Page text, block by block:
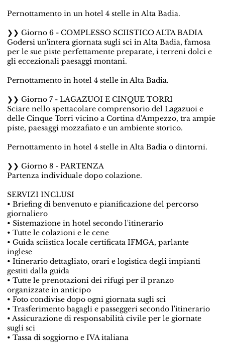
Pernottamento in un hotel 4 stelle in Alta Badia.
❯❯ Giorno 6 - COMPLESSO SCIISTICO ALTA BADIA
Godersi un'intera giornata sugli sci in Alta Badia, famosa
per le sue piste perfettamente preparate, i terreni dolci e
gli eccezionali paesaggi montani.
Pernottamento in hotel 4 stelle in Alta Badia.
❯❯ Giorno 7 - LAGAZUOI E CINQUE TORRI
Sciare nello spettacolare comprensorio del Lagazuoi e
delle Cinque Torri vicino a Cortina d'Ampezzo, tra ampie
piste, paesaggi mozzafiato e un ambiente storico.
Pernottamento in hotel 4 stelle in Alta Badia o dintorni.
❯❯ Giorno 8 - PARTENZA
Partenza individuale dopo colazione.
SERVIZI INCLUSI
• Briefing di benvenuto e pianificazione del percorso
giornaliero
• Sistemazione in hotel secondo l'itinerario
• Tutte le colazioni e le cene
• Guida sciistica locale certificata IFMGA, parlante
inglese
• Itinerario dettagliato, orari e logistica degli impianti
gestiti dalla guida
• Tutte le prenotazioni dei rifugi per il pranzo
organizzate in anticipo
• Foto condivise dopo ogni giornata sugli sci
• Trasferimento bagagli e passeggeri secondo l'itinerario
• Assicurazione di responsabilità civile per le giornate
sugli sci
• Tassa di soggiorno e IVA italiana